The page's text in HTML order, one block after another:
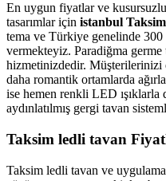
En uygun fiyatlar ve
tasarımlar için istanbul
tema ve Türkiye genelinde
vermekteyiz. Paradiğma germe
hizmetinizdedir.
daha romantik ortamlarda
ise hemen renkli LED
aydınlatılmış gergi tavan
Taksim ledli tavan
Taksim ledli tavan ve